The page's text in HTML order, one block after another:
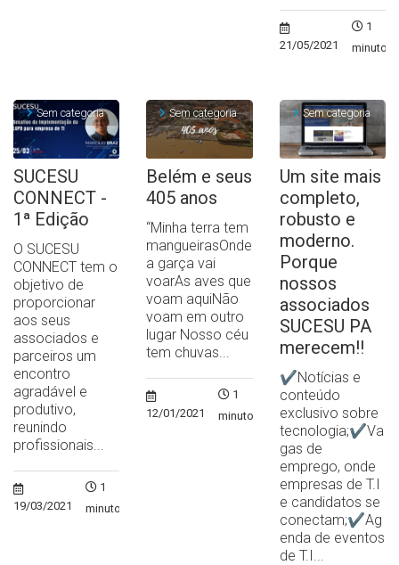
21/05/2021
1
minuto
Sem categoria
SUCESU
CONNECT -
1ª Edição
O SUCESU
CONNECT tem o
objetivo de
proporcionar
aos seus
associados e
parceiros um
encontro
agradável e
produtivo,
reunindo
profissionais...
19/03/2021
1
minuto
Sem categoria
Belém e seus
405 anos
“Minha terra tem
mangueirasOnde
a garça vai
voarAs aves que
voam aquiNão
voam em outro
lugar Nosso céu
tem chuvas...
12/01/2021
1
minuto
Sem categoria
Um site mais
completo,
robusto e
moderno.
Porque
nossos
associados
SUCESU PA
merecem!!
✔Notícias e
conteúdo
exclusivo sobre
tecnologia;✔Va
gas de
emprego, onde
empresas de T.I
e candidatos se
conectam;✔Ag
enda de eventos
de T.I...